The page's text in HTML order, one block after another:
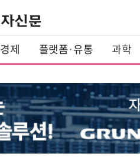
경제 플랫폼·유통 과학